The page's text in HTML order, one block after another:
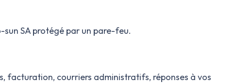
sun SAprotégé par un pare-feu.
facturation, courriers administratifs, réponses à vos